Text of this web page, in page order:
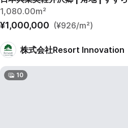
1,080.00m²
¥1,000,000 (¥926/m²)
株式会社Resort Innovation
10